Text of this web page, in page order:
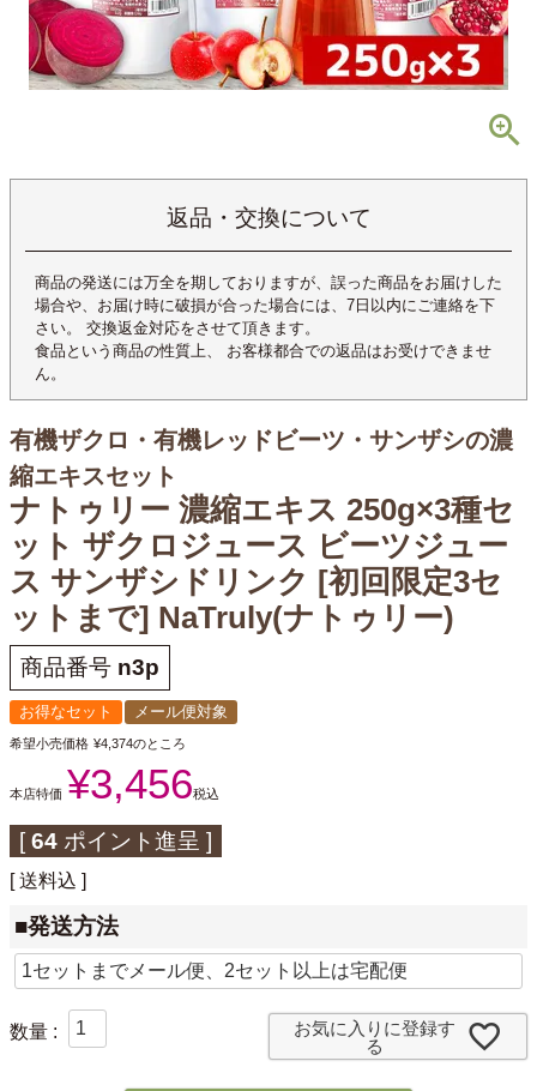
返品・交換について
商品の発送には万全を期しておりますが、誤った商品をお届けした
場合や、お届け時に破損が合った場合には、7日以内にご連絡を下
さい。 交換返金対応をさせて頂きます。
食品という商品の性質上、 お客様都合での返品はお受けできませ
ん。
有機ザクロ・有機レッドビーツ・サンザシの濃
縮エキスセット
ナトゥリー 濃縮エキス 250g×3種セ
ット ザクロジュース ビーツジュー
ス サンザシドリンク [初回限定3セ
ットまで] NaTruly(ナトゥリー)
商品番号 n3p
お得なセット メール便対象
希望小売価格 ¥4,374のところ
本店特価 ¥3,456税込
[ 64 ポイント進呈 ]
送料込
■発送方法
お気に入りに登録す
る